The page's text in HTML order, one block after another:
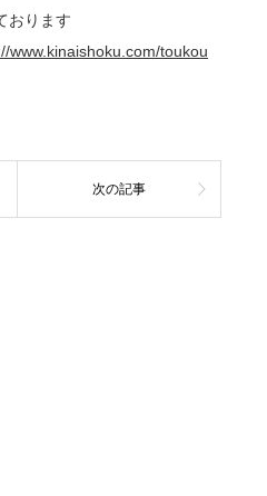
おります
www.kinaishoku.com/toukou
次の記事